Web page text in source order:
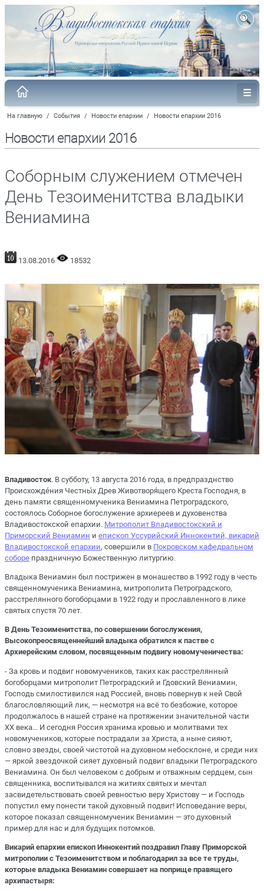
На главную / События / Новости епархии / Новости епархии 2016
Новости епархии 2016
Соборным служением отмечен
День Тезоименитства владыки
Вениамина
13.08.2016 18532
Владивосток. В субботу, 13 августа 2016 года, в предпразднство
Происхожде́ния Честны́х Древ Животворя́щего Креста Господня, в
день памяти священномученика Вениамина Петроградского,
состоялось Соборное богослужение архиереев и духовенства
Владивостокской епархии. Митрополит Владивостокский и
Приморский Вениамин и епископ Уссурийский Иннокентий, викарий
Владивостокской епархии, совершили в Покровском кафедральном
соборе праздничную Божественную литургию.
Владыка Вениамин был пострижен в монашество в 1992 году в честь
священномученика Вениамина, митрополита Петроградского,
расстрелянного богоборцами в 1922 году и прославленного в лике
святых спустя 70 лет.
В День Тезоименитства, по совершении богослужения,
Высокопреосвященнейший владыка обратился к пастве с
Архиерейским словом, посвященным подвигу новомученичества:
- За кровь и подвиг новомучеников, таких как расстрелянный
богоборцами митрополит Петроградский и Гдовский Вениамин,
Господь смилостивился над Россией, вновь повернув к ней Свой
благословляющий лик, — несмотря на всё то безбожие, которое
продолжалось в нашей стране на протяжении значительной части
XX века... И сегодня Россия хранима кровью и молитвами тех
новомучеников, которые пострадали за Христа, а ныне сияют,
словно звезды, своей чистотой на духовном небосклоне, и среди них
— яркой звездочкой сияет духовный подвиг владыки Петроградского
Вениамина. Он был человеком с добрым и отважным сердцем, сын
священника, воспитывался на житиях святых и мечтал
засвидетельствовать своей ревностью веру Христову — и Господь
попустил ему понести такой духовный подвиг! Исповедание веры,
которое показал священномученик Вениамин — это духовный
пример для нас и для будущих потомков.
Викарий епархии епископ Иннокентий поздравил Главу Приморской
митрополии с Тезоименитством и поблагодарил за все те труды,
которые владыка Вениамин совершает на поприще правящего
архипастыря: